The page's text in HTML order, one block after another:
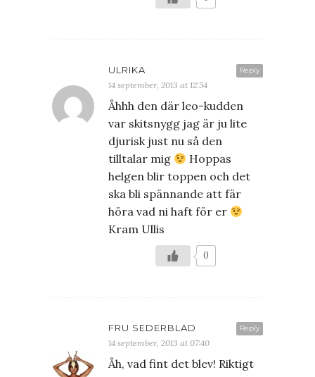
Reply
ULRIKA
14 september, 2013 at 12:54
Åhhh den där leo-kudden
var skitsnygg jag är ju lite
djurisk just nu så den
tilltalar mig
Hoppas
helgen blir toppen och det
ska bli spännande att fär
höra vad ni haft för er
Kram Ullis
0
Reply
FRU SEDERBLAD
14 september, 2013 at 07:40
Åh, vad fint det blev! Riktigt